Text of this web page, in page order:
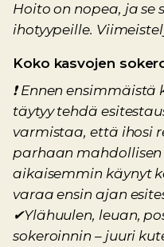
Hoito on nopea, ja se
ihotyypeille.
Koko kasvojen
❗ Ennen
täytyy tehdä
varmistaa, että ihosi
parhaan mahdollisen
aikaisemmin käynyt
varaa ensin ajan
✔Ylähuulen, leuan,
sokeroinnin – juuri